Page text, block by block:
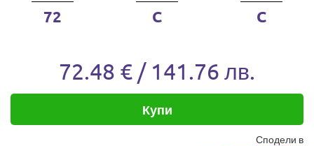
72 C C
72.48 € / 141.76 лв.
Купи
Сподели в